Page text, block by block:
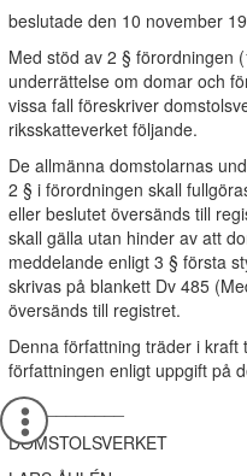
beslutade den 10 november
Med stöd av 2 § förordningen
underrättelse om domar och
vissa fall föreskriver
riksskatteverket följande.
De allmänna domstolarnas
2 § i förordningen skall
eller beslutet översänds till
skall gälla utan hinder av att
meddelande enligt 3 § första
skrivas på blankett Dv 485
översänds till registret.
Denna författning träder i
författningen enligt uppgift på
____________
DOMSTOLSVERKET